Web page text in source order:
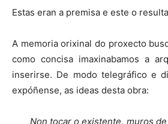
Estas eran a premisa e este o
A memoria orixinal do proxecto
como concisa imaxinabamos a
inserirse. De modo telegráfico e
expóñense, as ideas desta obra:
Non tocar o existente, muros